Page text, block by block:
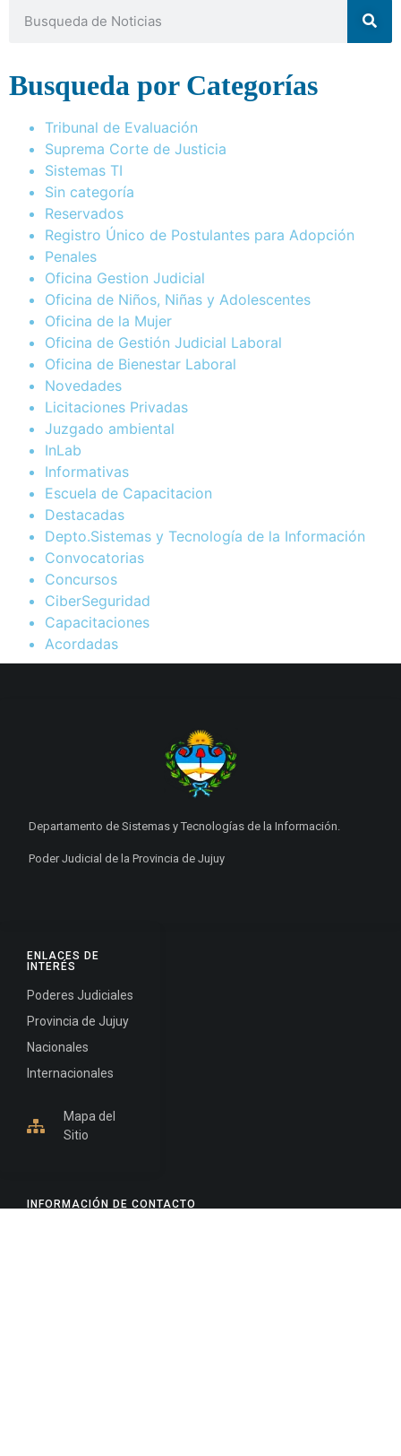
Busqueda por Categorías
Tribunal de Evaluación
Suprema Corte de Justicia
Sistemas TI
Sin categoría
Reservados
Registro Único de Postulantes para Adopción
Penales
Oficina Gestion Judicial
Oficina de Niños, Niñas y Adolescentes
Oficina de la Mujer
Oficina de Gestión Judicial Laboral
Oficina de Bienestar Laboral
Novedades
Licitaciones Privadas
Juzgado ambiental
InLab
Informativas
Escuela de Capacitacion
Destacadas
Depto.Sistemas y Tecnología de la Información
Convocatorias
Concursos
CiberSeguridad
Capacitaciones
Acordadas
INFORMACIÓN DE CONTACTO
ENLACES DE
INTERÉS
Poderes Judiciales
Provincia de Jujuy
Nacionales
Internacionales
Mapa del
Sitio
Departamento de Sistemas y Tecnologías de la Información.
Poder Judicial de la Provincia de Jujuy